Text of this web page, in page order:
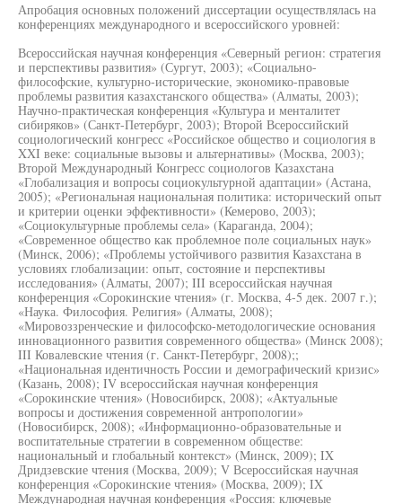
Апробация основных положений диссертации осуществлялась на
конференциях международного и всероссийского уровней:
Всероссийская научная конференция «Северный регион: стратегия
и перспективы развития» (Сургут, 2003); «Социально-
философские, культурно-исторические, экономико-правовые
проблемы развития казахстанского общества» (Алматы, 2003);
Научно-практическая конференция «Культура и менталитет
сибиряков» (Санкт-Петербург, 2003); Второй Всероссийский
социологический конгресс «Российское общество и социология в
XXI веке: социальные вызовы и альтернативы» (Москва, 2003);
Второй Международный Конгресс социологов Казахстана
«Глобализация и вопросы социокультурной адаптации» (Астана,
2005); «Региональная национальная политика: исторический опыт
и критерии оценки эффективности» (Кемерово, 2003);
«Социокультурные проблемы села» (Караганда, 2004);
«Современное общество как проблемное поле социальных наук»
(Минск, 2006); «Проблемы устойчивого развития Казахстана в
условиях глобализации: опыт, состояние и перспективы
исследования» (Алматы, 2007); III всероссийская научная
конференция «Сорокинские чтения» (г. Москва, 4-5 дек. 2007 г.);
«Наука. Философия. Религия» (Алматы, 2008);
«Мировоззренческие и философско-методологические основания
инновационного развития современного общества» (Минск 2008);
III Ковалевские чтения (г. Санкт-Петербург, 2008);;
«Национальная идентичность России и демографический кризис»
(Казань, 2008); IV всероссийская научная конференция
«Сорокинские чтения» (Новосибирск, 2008); «Актуальные
вопросы и достижения современной антропологии»
(Новосибирск, 2008); «Информационно-образовательные и
воспитательные стратегии в современном обществе:
национальный и глобальный контекст» (Минск, 2009); IX
Дридзевские чтения (Москва, 2009); V Всероссийская научная
конференция «Сорокинские чтения» (Москва, 2009); IX
Международная научная конференция «Россия: ключевые